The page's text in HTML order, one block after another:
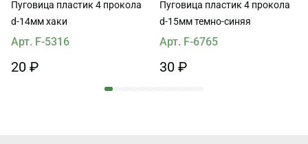
Пуговица пластик 4 прокола
d-14мм хаки
Арт. F-5316
20 ₽
Пуговица пластик 4 прокола
d-15мм темно-синяя
Арт. F-6765
30 ₽